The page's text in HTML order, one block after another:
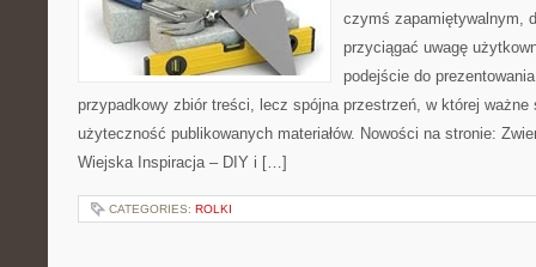
czymś zapamiętywalnym,
przyciągać uwagę
podejście do
przypadkowy zbiór treści, lecz spójna przestrzeń, w której
użyteczność publikowanych materiałów. Nowości na stronie:
Wiejska Inspiracja – DIY i […]
CATEGORIES: ROLKI